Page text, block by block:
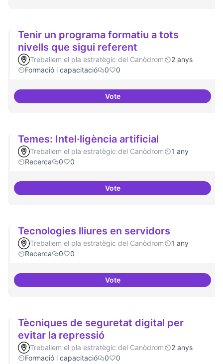
Tenir un programa formatiu a tots
nivells que sigui referent
Treballem el pla estratègic del Canòdrom
2 anys
Formació i capacitació
0 0
VoteTenir un programa formatiu a
Temes: Intel·ligència artificial
Treballem el pla estratègic del Canòdrom
1 any
Recerca
0 0
VoteTemes: Intel·ligència artificial
Tecnologies lliures en servidors
Treballem el pla estratègic del Canòdrom
1 any
Recerca
0 0
VoteTecnologies lliures en servidors
Tècniques de seguretat digital per
evitar la repressió
Treballem el pla estratègic del Canòdrom
2 anys
Formació i capacitació
0 0